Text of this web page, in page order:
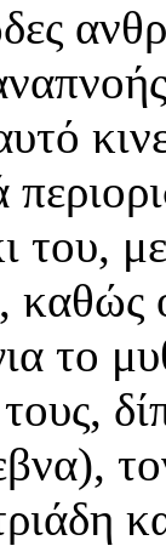
του,
το